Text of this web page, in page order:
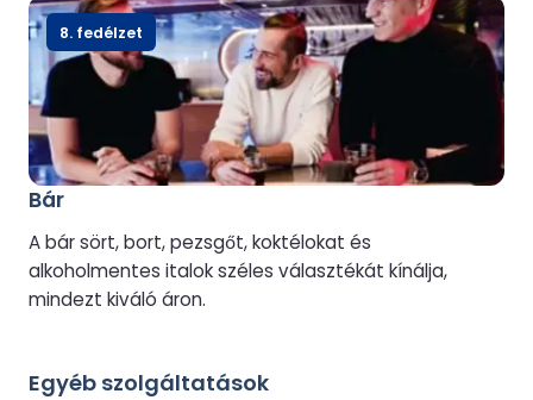
Bár
A bár sört, bort, pezsgőt, koktélokat és
alkoholmentes italok széles választékát kínálja,
mindezt kiváló áron.
8. fedélzet
Egyéb szolgáltatások